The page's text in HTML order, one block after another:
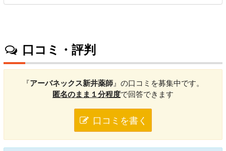
口コミ・評判
『アーバネックス新井薬師 』の口コミを募集中です。
匿名のまま１分程度で回答できます
口コミを書く